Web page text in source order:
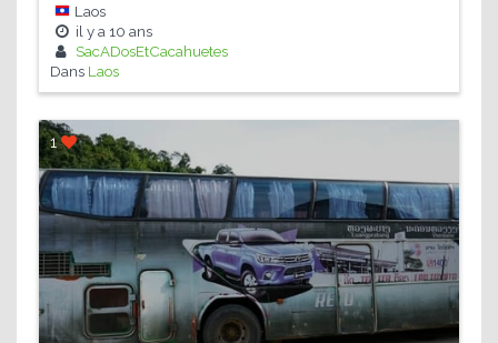
Laos
il y a 10 ans
SacADosEtCacahuetes
Dans Laos
1